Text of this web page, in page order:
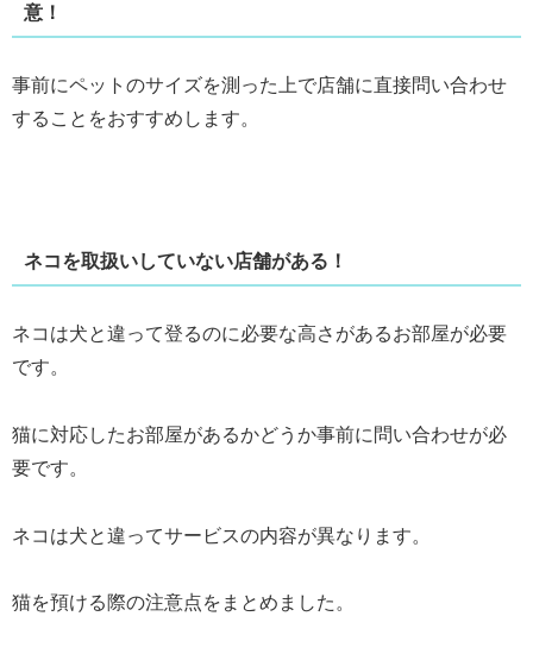
意！
事前にペットのサイズを測った上で店舗に直接問い合わせ
することをおすすめします。
ネコを取扱いしていない店舗がある！
ネコは犬と違って登るのに必要な高さがあるお部屋が必要
です。
猫に対応したお部屋があるかどうか事前に問い合わせが必
要です。
ネコは犬と違ってサービスの内容が異なります。
猫を預ける際の注意点をまとめました。